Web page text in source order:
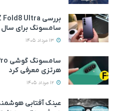
سامسونگ برای سال 2026
هرتزی معرفی کرد
عینک آفتابی